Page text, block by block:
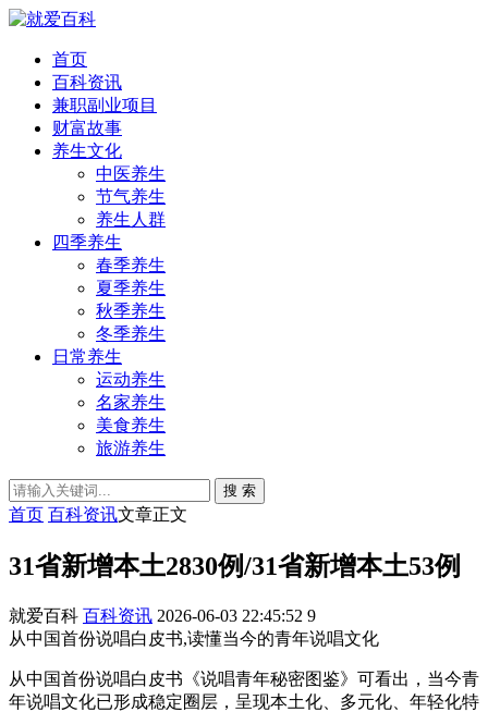
首页
百科资讯
兼职副业项目
财富故事
养生文化
中医养生
节气养生
养生人群
四季养生
春季养生
夏季养生
秋季养生
冬季养生
日常养生
运动养生
名家养生
美食养生
旅游养生
搜 索
首页 百科资讯文章正文
31省新增本土2830例/31省新增本土53例
就爱百科 百科资讯 2026-06-03 22:45:52 9
从中国首份说唱白皮书,读懂当今的青年说唱文化
从中国首份说唱白皮书《说唱青年秘密图鉴》可看出，当今青
年说唱文化已形成稳定圈层，呈现本土化、多元化、年轻化特